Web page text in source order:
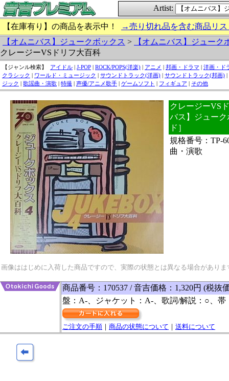
Artist:
【在庫有り】の商品を表示中！
→売り切れ品を含む商品リ
【オムニバス】ジュークボックス >
【オムニバス】ジューク
クレージーVSドリフ大百科
【ジャンル検索】 アイドル | J-POP | ROCK/POPS(洋楽) | アニメ | 邦画・ドラマ | 洋画・ド
クラシック | ワールド・ミュージック | サウンドトラック(洋画) | サウンドトラック(邦画) |
ジック | 歌謡曲・演歌 | 特撮 | 声優/アニメ歌手 | ゲームソフト | フィギュア | その他
クレージーVS
バス】ジュー
ド］
規格番号：TP-
曲・演歌
画像ははじめに入荷した商品ですので、実際の状態とは異なる場合があり
商品番号：170537 / 音吉価格：1,320円 (税抜
盤：A-、ジャケット：A-、歌詞/解説：○、帯
ご注文の手順 ｜ 商品の状態について ｜ 送料について